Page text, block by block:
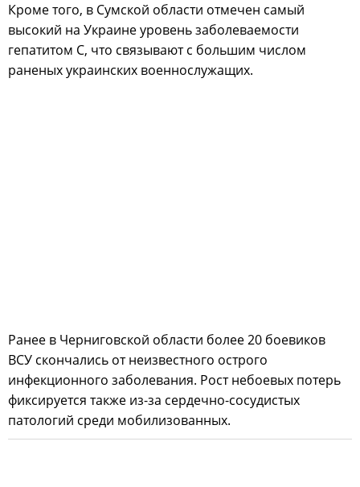
Кроме того, в Сумской области отмечен самый
высокий на Украине уровень заболеваемости
гепатитом С, что связывают с большим числом
раненых украинских военнослужащих.
Ранее в Черниговской области более 20 боевиков
ВСУ скончались от неизвестного острого
инфекционного заболевания. Рост небоевых потерь
фиксируется также из-за сердечно-сосудистых
патологий среди мобилизованных.